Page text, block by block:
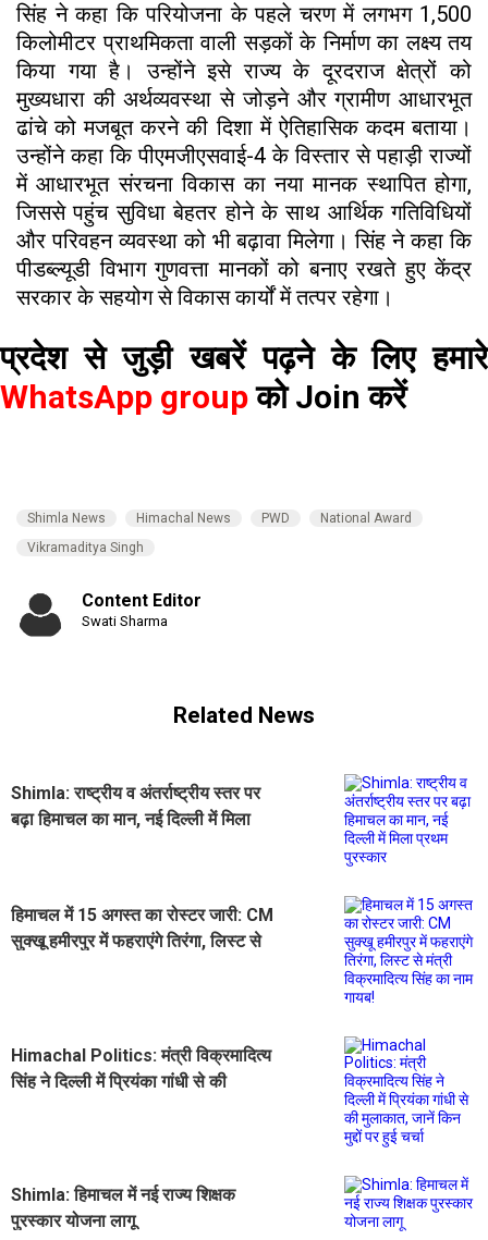
सिंह ने कहा कि परियोजना के पहले चरण में लगभग 1,500
किलोमीटर प्राथमिकता वाली सड़कों के निर्माण का लक्ष्य तय
किया गया है। उन्होंने इसे राज्य के दूरदराज क्षेत्रों को
मुख्यधारा की अर्थव्यवस्था से जोड़ने और ग्रामीण आधारभूत
ढांचे को मजबूत करने की दिशा में ऐतिहासिक कदम बताया।
उन्होंने कहा कि पीएमजीएसवाई-4 के विस्तार से पहाड़ी राज्यों
में आधारभूत संरचना विकास का नया मानक स्थापित होगा,
जिससे पहुंच सुविधा बेहतर होने के साथ आर्थिक गतिविधियों
और परिवहन व्यवस्था को भी बढ़ावा मिलेगा। सिंह ने कहा कि
पीडब्ल्यूडी विभाग गुणवत्ता मानकों को बनाए रखते हुए केंद्र
सरकार के सहयोग से विकास कार्यों में तत्पर रहेगा।
प्रदेश से जुड़ी खबरें पढ़ने के लिए हमारे
WhatsApp groupको Join करें
Shimla News Himachal News PWD
National Award
Vikramaditya Singh
Content Editor
Swati Sharma
Related News
Shimla: राष्ट्रीय व अंतर्राष्ट्रीय स्तर पर
बढ़ा हिमाचल का मान, नई दिल्ली में मिला
हिमाचल में 15 अगस्त का रोस्टर जारी: CM
सुक्खू हमीरपुर में फहराएंगे तिरंगा, लिस्ट से
Himachal Politics: मंत्री विक्रमादित्य
सिंह ने दिल्ली में प्रियंका गांधी से की
Shimla: हिमाचल में नई राज्य शिक्षक
पुरस्कार योजना लागू